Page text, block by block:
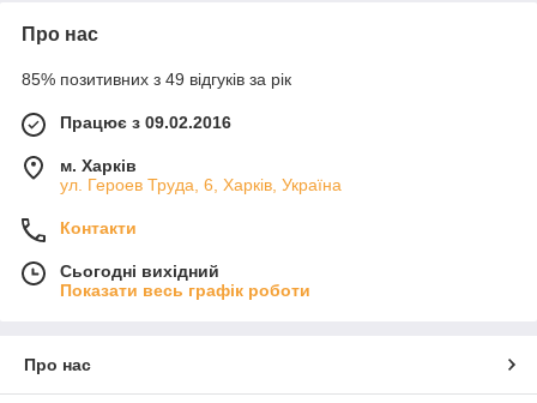
Про нас
85% позитивних з 49 відгуків за рік
Працює з 09.02.2016
м. Харків
ул. Героев Труда, 6, Харків, Україна
Контакти
Сьогодні вихідний
Показати весь графік роботи
Про нас